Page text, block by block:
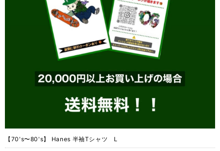
【70's〜80's】 Hanes 半袖Tシャツ L